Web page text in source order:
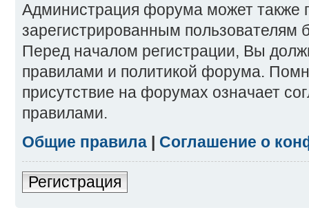
Администрация форума может также
зарегистрированным пользователям
Перед началом регистрации, Вы
правилами и политикой форума.
присутствие на форумах означает
правилами.
Общие правила
Соглашение о
Регистрация